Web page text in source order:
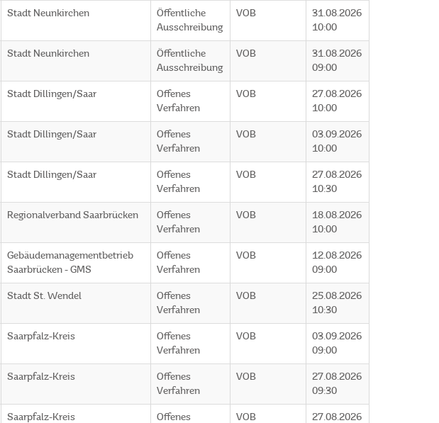
Stadt Neunkirchen
Öffentliche
Ausschreibung
VOB
31.08.2026
10:00
Stadt Neunkirchen
Öffentliche
Ausschreibung
VOB
31.08.2026
09:00
Stadt Dillingen/Saar
Offenes
Verfahren
VOB
27.08.2026
10:00
Stadt Dillingen/Saar
Offenes
Verfahren
VOB
03.09.2026
10:00
Stadt Dillingen/Saar
Offenes
Verfahren
VOB
27.08.2026
10:30
Regionalverband Saarbrücken
Offenes
Verfahren
VOB
18.08.2026
10:00
Gebäudemanagementbetrieb
Saarbrücken - GMS
Offenes
Verfahren
VOB
12.08.2026
09:00
Stadt St. Wendel
Offenes
Verfahren
VOB
25.08.2026
10:30
Saarpfalz-Kreis
Offenes
Verfahren
VOB
03.09.2026
09:00
Saarpfalz-Kreis
Offenes
Verfahren
VOB
27.08.2026
09:30
Saarpfalz-Kreis Offenes VOB 27.08.2026